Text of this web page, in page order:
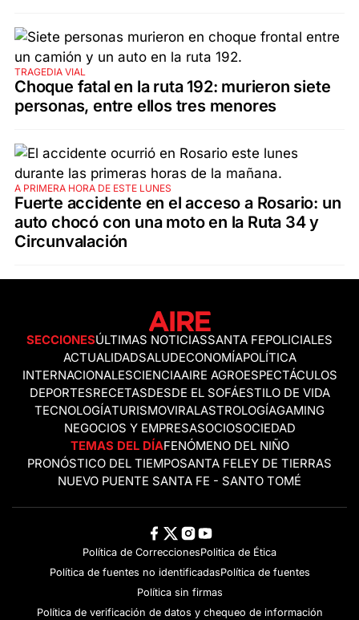
TRAGEDIA VIAL
Choque fatal en la ruta 192: murieron siete
personas, entre ellos tres menores
A PRIMERA HORA DE ESTE LUNES
Fuerte accidente en el acceso a Rosario: un
auto chocó con una moto en la Ruta 34 y
Circunvalación
SECCIONESÚLTIMAS NOTICIASSANTA FEPOLICIALES
ACTUALIDADSALUDECONOMÍAPOLÍTICA
INTERNACIONALESCIENCIAAIRE AGROESPECTÁCULOS
DEPORTESRECETASDESDE EL SOFÁESTILO DE VIDA
TECNOLOGÍATURISMOVIRALASTROLOGÍAGAMING
NEGOCIOS Y EMPRESASOCIOSOCIEDAD
TEMAS DEL DÍAFENÓMENO DEL NIÑO
PRONÓSTICO DEL TIEMPOSANTA FELEY DE TIERRAS
NUEVO PUENTE SANTA FE - SANTO TOMÉ
Política de CorreccionesPolitica de Ética
Política de fuentes no identificadasPolítica de fuentes
Política sin firmas
Política de verificación de datos y chequeo de información